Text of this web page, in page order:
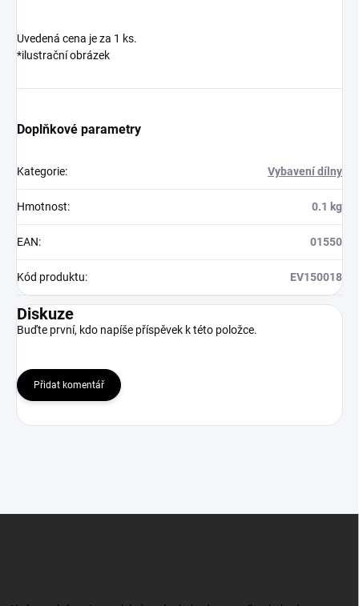
Uvedená cena je za 1 ks.
*ilustrační obrázek
Doplňkové parametry
Kategorie: Vybavení dílny
Hmotnost: 0.1 kg
EAN: 01550
Kód produktu: EV150018
Diskuze
Buďte první, kdo napíše příspěvek k této položce.
Přidat komentář